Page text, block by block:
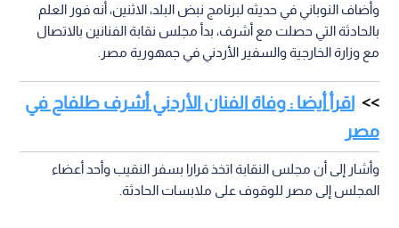
وأضاف النوباني في حديثه لبرنامج نبض البلد، الاثنين، أنه فور العلم
بالحادثة التي حصلت مع أشرف، بدأ مجلس نقابة الفنانين بالاتصال
مع وزارة الخارجية والسفير الأردني في جمهورية مصر.
اقرأ أيضا : وفاة الفنان الأردني أشرف طلفاح في
مصر
وأشار إلى أن مجلس النقابة اتخذ قرارا بسفر النقيب وأحد أعضاء
المجلس إلى مصر للوقوف على ملابسات الحادثة.